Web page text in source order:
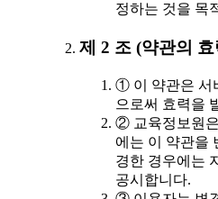
정하는 것을 목
제 2 조 (약관의
① 이 약관은 서
으로써 효력을
② 교육정보원
에는 이 약관을
경한 경우에는
공시합니다.